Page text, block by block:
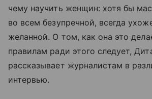
чему научить женщин: хотя бы
во всем безупречной, всегда
желанной. О том, как она это
правилам ради этого следует,
рассказывает журналистам в
интервью.